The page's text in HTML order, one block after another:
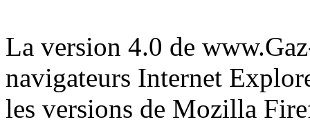
La version 4.0 de
navigateurs Internet
les versions de Mozilla